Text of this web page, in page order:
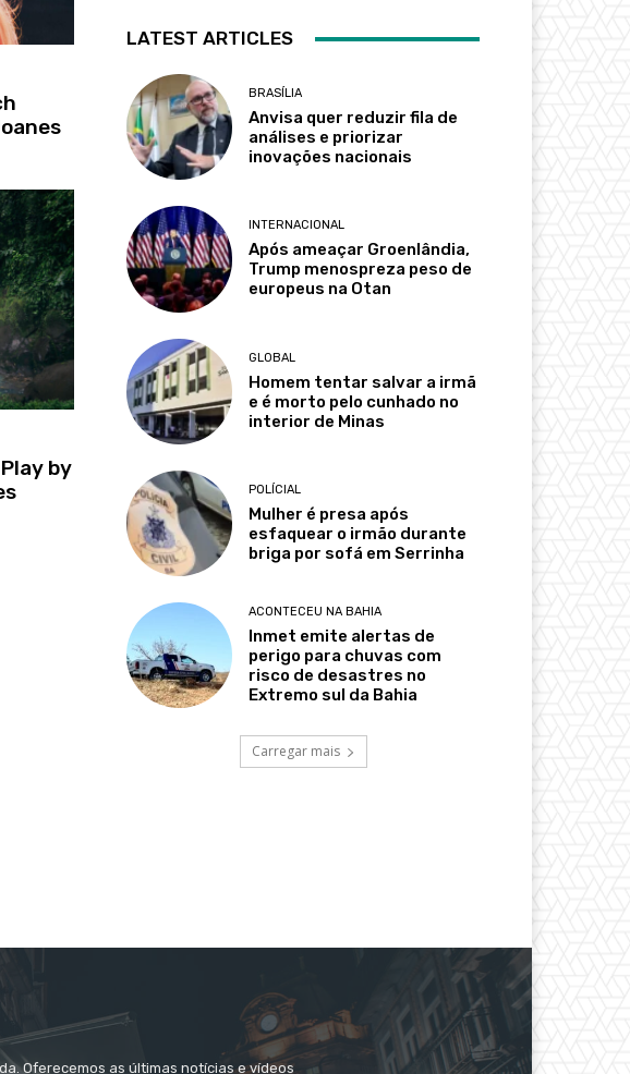
by
LATEST ARTICLES
BRASÍLIA
Anvisa quer reduzir fila de
análises e priorizar
inovações nacionais
INTERNACIONAL
Após ameaçar Groenlândia,
Trump menospreza peso de
europeus na Otan
GLOBAL
Homem tentar salvar a irmã
e é morto pelo cunhado no
interior de Minas
POLÍCIAL
Mulher é presa após
esfaquear o irmão durante
briga por sofá em Serrinha
ACONTECEU NA BAHIA
Inmet emite alertas de
perigo para chuvas com
risco de desastres no
Extremo sul da Bahia
Carregar mais
Oferecemos as últimas notícias e vídeos